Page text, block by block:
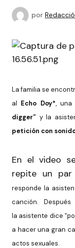
por
La familia se
al Echo Doy*, una
digger” y la
petición con
En el video
repite un
responde la
canción.
la asistente dice
a haceruna gran
actos sexuales.